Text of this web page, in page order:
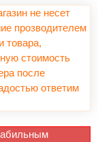
не несет
прозводителем
товара,
стоимость
после
ответим